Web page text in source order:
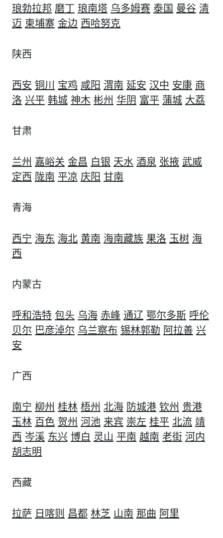
琅勃拉邦 磨丁 琅南塔 乌多姆赛 泰国 曼谷 清
迈 柬埔寨 金边 西哈努克
陕西
西安 铜川 宝鸡 咸阳 渭南 延安 汉中 安康 商
洛 兴平 韩城 神木 彬州 华阴 富平 蒲城 大荔
甘肃
兰州 嘉峪关 金昌 白银 天水 酒泉 张掖 武威
定西 陇南 平凉 庆阳 甘南
青海
西宁 海东 海北 黄南 海南藏族 果洛 玉树 海
西
内蒙古
呼和浩特 包头 乌海 赤峰 通辽 鄂尔多斯 呼伦
贝尔 巴彦淖尔 乌兰察布 锡林郭勒 阿拉善 兴
安
广西
南宁 柳州 桂林 梧州 北海 防城港 钦州 贵港
玉林 百色 贺州 河池 来宾 崇左 桂平 北流 靖
西 岑溪 东兴 博白 灵山 平南 越南 老街 河内
胡志明
西藏
拉萨 日喀则 昌都 林芝 山南 那曲 阿里